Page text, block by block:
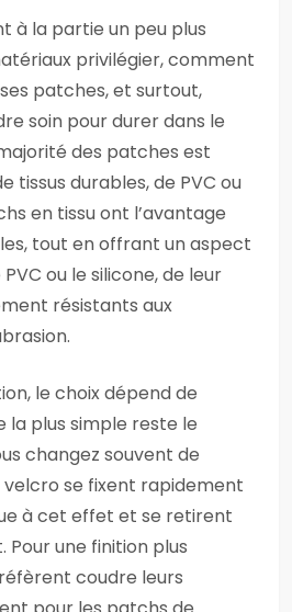
à la partie un peu plus
privilégier, comment
patches, et surtout,
soin pour durer dans le
des patches est
tissus durables, de PVC ou
en tissu ont l’avantage
tout en offrant un aspect
ou le silicone, de leur
résistants aux
le choix dépend de
la plus simple reste le
changez souvent de
se fixent rapidement
à cet effet et se retirent
Pour une finition plus
coudre leurs